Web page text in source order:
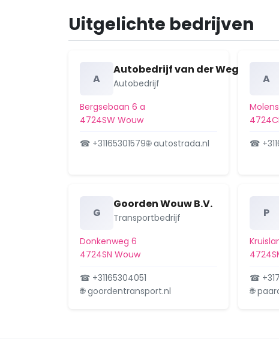
Uitgelichte bedrijven
A
Autobedrijf van der Wegen B.V.
Autobedrijf
Bergsebaan 6 a
4724SW Wouw
☎ +31165301579🌐 autostrada.nl
A
☎
G
Goorden Wouw B.V.
Transportbedrijf
Donkenweg 6
4724SN Wouw
☎ +31165304051
🌐 goordentransport.nl
P
☎
🌐